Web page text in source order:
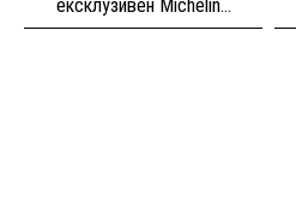
ексклузивен Michelin...